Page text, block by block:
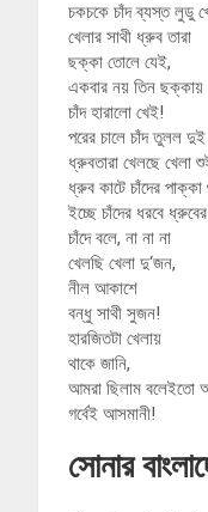
চকচকে চাঁদ ব্যস্ত লুডু
খেলার সাথী ধ্রুব তারা
ছক্কা তোলে যেই,
একবার নয় তিন ছক্কায়
চাঁদ হারালো খেই!
পরের চালে চাঁদ তুলল দুই
ধ্রুবতারা খেলছে খেলা
ধ্রুব কাটে চাঁদের পাক্কা
ইচ্ছে চাঁদের ধরবে
চাঁদে বলে, না না না
খেলছি খেলা দু‘জন,
নীল আকাশে
বন্ধু সাথী সুজন!
হারজিতটা খেলায়
থাকে জানি,
আমরা ছিলাম বলেইতো
গর্বেই আসমানী!
সোনার